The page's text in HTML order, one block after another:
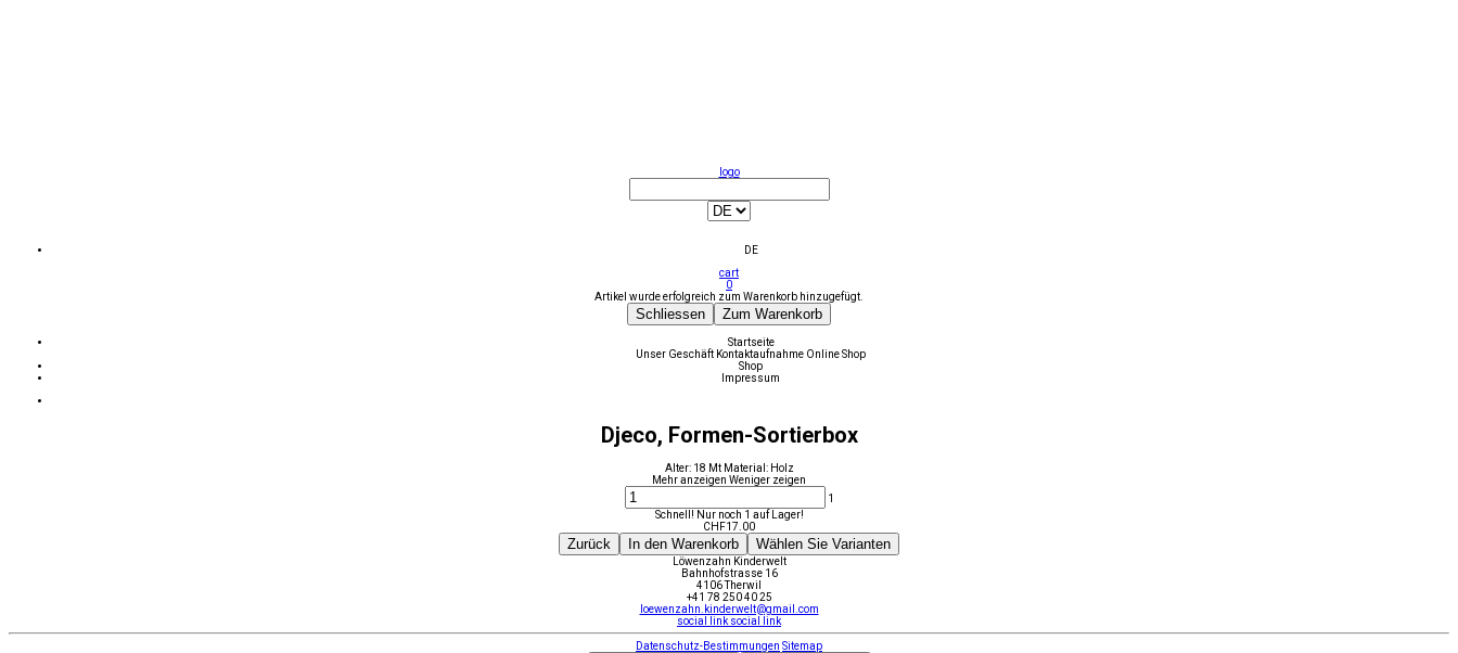
logo
DE
cart
0
Artikel wurde erfolgreich zum Warenkorb hinzugefügt.
Schliessen Zum Warenkorb
Startseite
Unser Geschäft Kontaktaufnahme Online Shop
Shop
Impressum
Djeco, Formen-Sortierbox
Alter: 18 Mt Material: Holz
Mehr anzeigen Weniger zeigen
1
Schnell! Nur noch 1 auf Lager!
CHF17.00
Zurück In den Warenkorb Wählen Sie Varianten
Löwenzahn Kinderwelt
Bahnhofstrasse 16
4106 Therwil
+41 78 250 40 25
loewenzahn.kinderwelt@gmail.com
social link social link
Datenschutz-Bestimmungen Sitemap